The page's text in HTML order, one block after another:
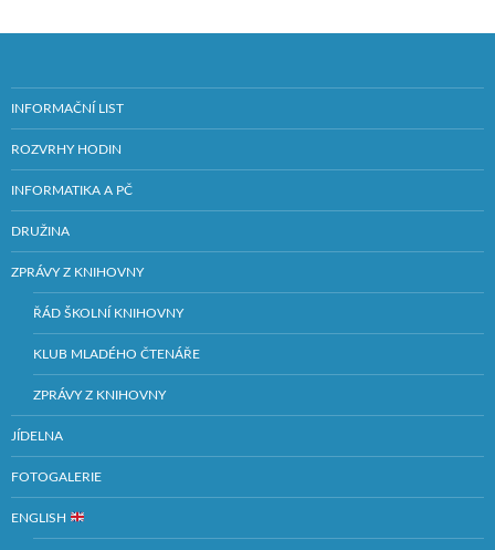
INFORMAČNÍ LIST
ROZVRHY HODIN
INFORMATIKA A PČ
DRUŽINA
ZPRÁVY Z KNIHOVNY
ŘÁD ŠKOLNÍ KNIHOVNY
KLUB MLADÉHO ČTENÁŘE
ZPRÁVY Z KNIHOVNY
JÍDELNA
FOTOGALERIE
ENGLISH